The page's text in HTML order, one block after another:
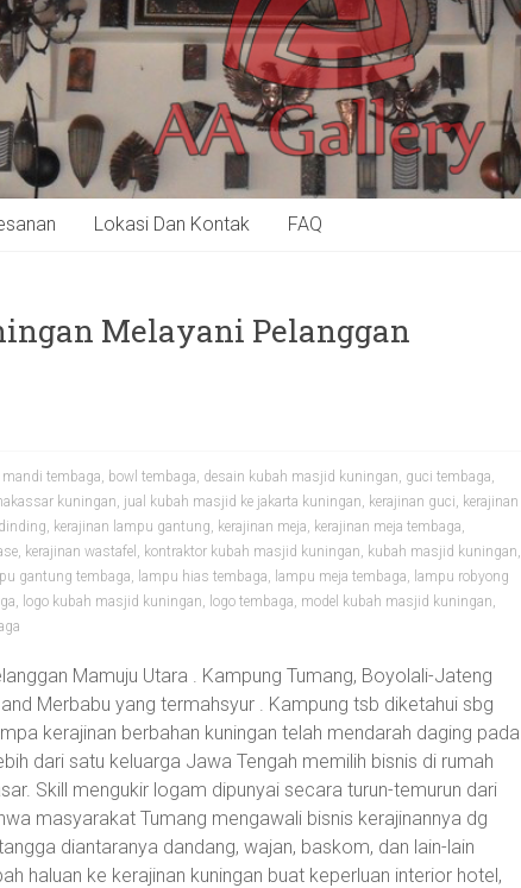
Lokasi Dan Kontak FAQ
Melayani Pelanggan
mandi tembaga, bowl tembaga, desain kubah masjid kuningan, guci tembaga,
kuningan, jual kubah masjid ke jakarta kuningan, kerajinan guci, kerajinan
, kerajinan lampu gantung, kerajinan meja, kerajinan meja tembaga,
, kerajinan wastafel , kontraktor kubah masjid kuningan, kubah masjid kuningan,
gantung tembaga, lampu hias tembaga, lampu meja tembaga, lampu robyong
, logo kubah masjid kuningan, logo tembaga, model kubah masjid kuningan,
Mamuju Utara . Kampung Tumang, Boyolali-Jateng
Merbabu yang termahsyur . Kampung tsb diketahui sbg
kerajinan berbahan kuningan telah mendarah daging pada
dari satu keluarga Jawa Tengah memilih bisnis di rumah
Skill mengukir logam dipunyai secara turun-temurun dari
masyarakat Tumang mengawali bisnis kerajinannya dg
diantaranya dandang, wajan, baskom, dan lain-lain
haluan ke kerajinan kuningan buat keperluan interior hotel,